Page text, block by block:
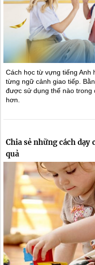
Cách học từ vựng tiếng Anh
từng ngữ cảnh giao tiếp.
được sử dụng thế nào trong
hơn.
Chia sẻ những cách dạy
quả